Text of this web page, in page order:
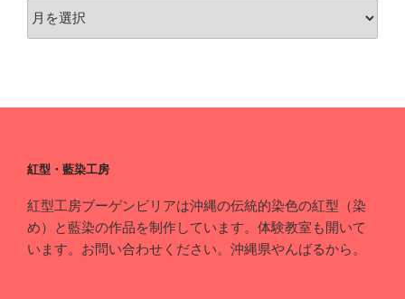
ア
紅型・藍染工房
紅型工房ブーゲンビリアは沖縄の伝統的染色の紅型（染
め）と藍染の作品を制作しています。体験教室も開いて
います。お問い合わせください。沖縄県やんばるから。